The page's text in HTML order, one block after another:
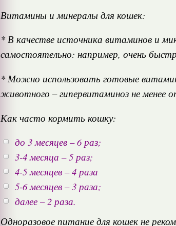
Витамины и минералы для кошек:
* В качестве источника витаминов и
самостоятельно: например, очень
* Можно использовать готовые
животного – гипервитаминоз не менее
Как часто кормить кошку:
до 3 месяцев – 6 раз;
3-4 месяца – 5 раз;
4-5 месяцев – 4 раза
5-6 месяцев – 3 раза;
далее – 2 раза.
Одноразовое питание для кошек не